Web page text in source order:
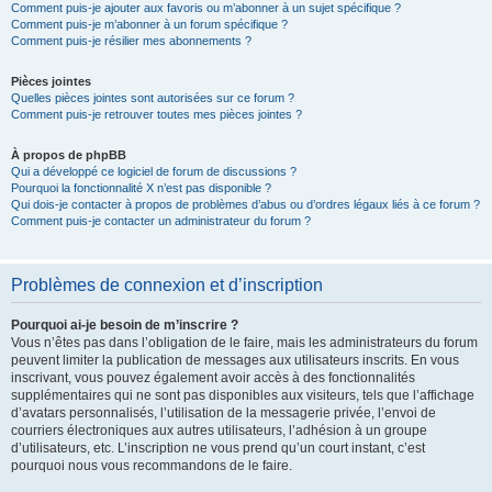
Comment puis-je ajouter aux favoris ou m’abonner à un sujet spécifique ?
Comment puis-je m’abonner à un forum spécifique ?
Comment puis-je résilier mes abonnements ?
Pièces jointes
Quelles pièces jointes sont autorisées sur ce forum ?
Comment puis-je retrouver toutes mes pièces jointes ?
À propos de phpBB
Qui a développé ce logiciel de forum de discussions ?
Pourquoi la fonctionnalité X n’est pas disponible ?
Qui dois-je contacter à propos de problèmes d’abus ou d’ordres légaux liés à ce forum ?
Comment puis-je contacter un administrateur du forum ?
Problèmes de connexion et d’inscription
Pourquoi ai-je besoin de m’inscrire ?
Vous n’êtes pas dans l’obligation de le faire, mais les administrateurs du forum
peuvent limiter la publication de messages aux utilisateurs inscrits. En vous
inscrivant, vous pouvez également avoir accès à des fonctionnalités
supplémentaires qui ne sont pas disponibles aux visiteurs, tels que l’affichage
d’avatars personnalisés, l’utilisation de la messagerie privée, l’envoi de
courriers électroniques aux autres utilisateurs, l’adhésion à un groupe
d’utilisateurs, etc. L’inscription ne vous prend qu’un court instant, c’est
pourquoi nous vous recommandons de le faire.